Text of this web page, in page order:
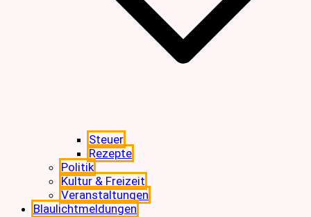
Steuer
Rezepte
Politik
Kultur & Freizeit
Veranstaltungen
Blaulichtmeldungen